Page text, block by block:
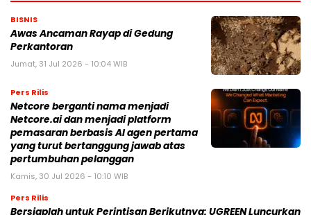
BISNIS
Awas Ancaman Rayap di Gedung
Perkantoran
Jumat, 31 Jul 2026 - 10:04 WIB
Pers Rilis
Netcore berganti nama menjadi
Netcore.ai dan menjadi platform
pemasaran berbasis AI agen pertama
yang turut bertanggung jawab atas
pertumbuhan pelanggan
Kamis, 30 Jul 2026 - 10:10 WIB
Pers Rilis
Bersiaplah untuk Perintisan Berikutnya: UGREEN Luncurkan